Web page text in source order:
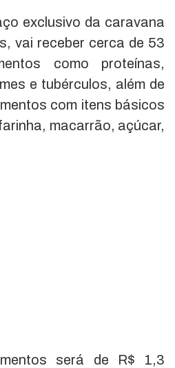
exclusivo da caravana
vai receber cerca de 53
como proteínas,
e tubérculos, além de
com itens básicos
macarrão, açúcar,
será de R$ 1,3